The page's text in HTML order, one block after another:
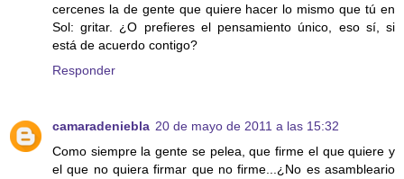
cercenes la de gente que quiere hacer lo mismo que tú en
Sol: gritar. ¿O prefieres el pensamiento único, eso sí, si
está de acuerdo contigo?
Responder
camaradeniebla 20 de mayo de 2011 a las 15:32
Como siempre la gente se pelea, que firme el que quiere y
el que no quiera firmar que no firme...¿No es asambleario